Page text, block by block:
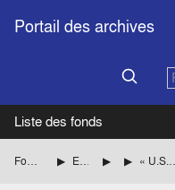
Portail des archives
Liste des fonds
Fonds Jacques-René Rabier Etudes, articles de presse par pays Etats-Unis« U.S. labor force